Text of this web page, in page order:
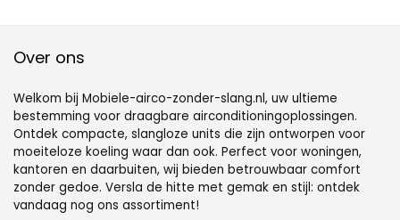
Over ons
Welkom bij Mobiele-airco-zonder-slang.nl, uw ultieme
bestemming voor draagbare airconditioningoplossingen.
Ontdek compacte, slangloze units die zijn ontworpen voor
moeiteloze koeling waar dan ook. Perfect voor woningen,
kantoren en daarbuiten, wij bieden betrouwbaar comfort
zonder gedoe. Versla de hitte met gemak en stijl: ontdek
vandaag nog ons assortiment!